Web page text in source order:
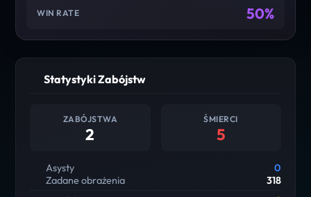
WIN RATE 50%
Statystyki Zabójstw
ZABÓJSTWA
2
ŚMIERCI
5
Asysty
0
Zadane obrażenia
318